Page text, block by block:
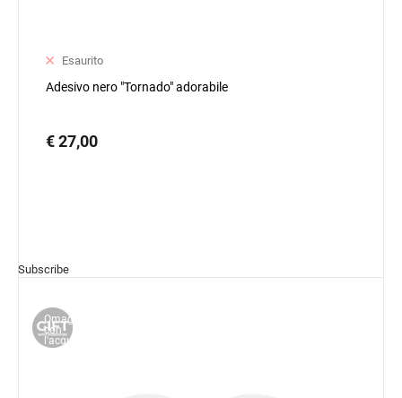
Esaurito
Adesivo nero "Tornado" adorabile
€ 27,00
Subscribe
Omaggio
con
l'acquisto